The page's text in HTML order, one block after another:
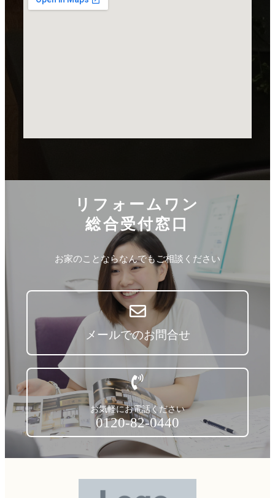
リフォームワン
総合受付窓口
お家のことならなんでもご相談ください
メールでのお問合せ
お気軽にお電話ください
0120-82-0440